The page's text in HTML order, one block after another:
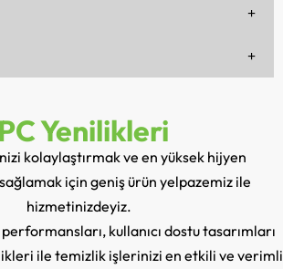
Yenilikleri
kolaylaştırmak ve en yüksek hijyen
için geniş ürün yelpazemiz ile
hizmetinizdeyiz.
kullanıcı dostu tasarımları
ile temizlik işlerinizi en etkili ve verimli